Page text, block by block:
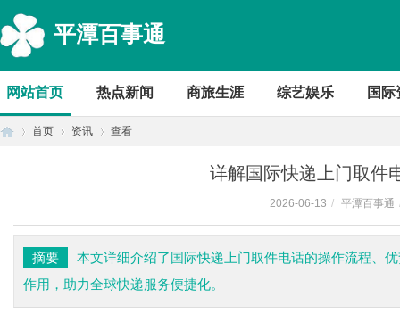
平潭百事通
网站首页 热点新闻 商旅生涯 综艺娱乐 国际
首页 资讯 查看
详解国际快递上门取件
2026-06-13 / 平潭百事通
摘要
本文详细介绍了国际快递上门取件电话的操作流程、
作用，助力全球快递服务便捷化。